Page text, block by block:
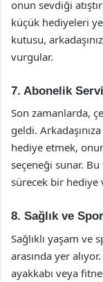
onun sevdiği
küçük hediyeleri
kutusu,
vurgular.
7. Abonelik
Son zamanlarda,
geldi.
hediye etmek,
seçeneği sunar. Bu
sürecek bir hediye
8. Sağlık ve
Sağlıklı yaşam
arasında yer
ayakkabı veya